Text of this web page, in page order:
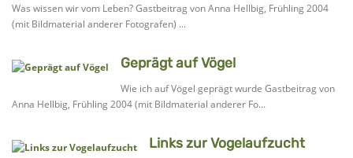
Was wissen wir vom Leben? Gastbeitrag von Anna Hellbig, Frühling 2004
(mit Bildmaterial anderer Fotografen) ...
Geprägt auf Vögel
Wie ich auf Vögel geprägt wurde Gastbeitrag von
Anna Hellbig, Frühling 2004 (mit Bildmaterial anderer Fo...
Links zur Vogelaufzucht